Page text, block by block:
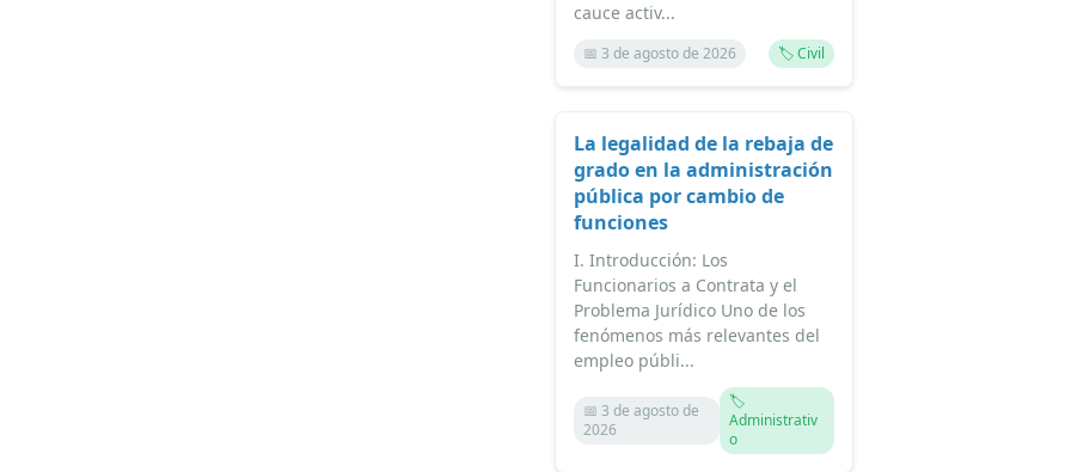
cauce activ...
📅 3 de agosto de 2026 🏷️ Civil
La legalidad de la rebaja de
grado en la administración
pública por cambio de
funciones
I. Introducción: Los
Funcionarios a Contrata y el
Problema Jurídico Uno de los
fenómenos más relevantes del
empleo públi...
📅 3 de agosto de
2026
🏷️
Administrativ
o